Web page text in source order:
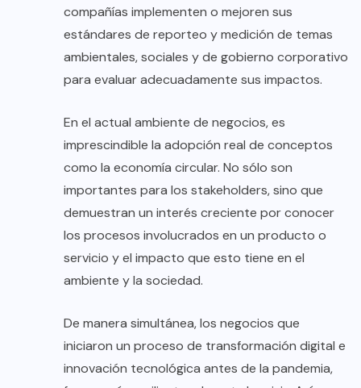
compañías implementen o mejoren sus
estándares de reporteo y medición de temas
ambientales, sociales y de gobierno corporativo
para evaluar adecuadamente sus impactos.
En el actual ambiente de negocios, es
imprescindible la adopción real de conceptos
como la economía circular. No sólo son
importantes para los stakeholders, sino que
demuestran un interés creciente por conocer
los procesos involucrados en un producto o
servicio y el impacto que esto tiene en el
ambiente y la sociedad.
De manera simultánea, los negocios que
iniciaron un proceso de transformación digital e
innovación tecnológica antes de la pandemia,